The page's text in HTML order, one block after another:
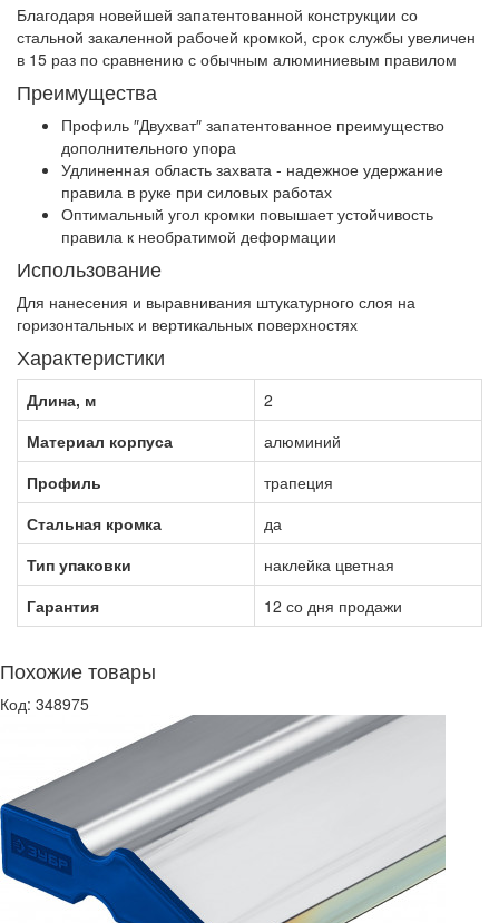
Благодаря новейшей запатентованной конструкции со
стальной закаленной рабочей кромкой, срок службы увеличен
в 15 раз по сравнению с обычным алюминиевым правилом
Преимущества
Профиль ″Двухват″ запатентованное преимущество
дополнительного упора
Удлиненная область захвата - надежное удержание
правила в руке при силовых работах
Оптимальный угол кромки повышает устойчивость
правила к необратимой деформации
Использование
Для нанесения и выравнивания штукатурного слоя на
горизонтальных и вертикальных поверхностях
Характеристики
Длина, м
2
Материал корпуса
алюминий
Профиль
трапеция
Стальная кромка
да
Тип упаковки
наклейка цветная
Гарантия
12 со дня продажи
Похожие товары
Код: 348975